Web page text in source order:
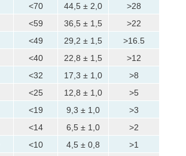
<70 44,5 ± 2,0
>28
<59 36,5 ± 1,5
>22
<49 29,2 ± 1,5
>16.5
<40 22,8 ± 1,5
>12
<32 17,3 ± 1,0
>8
<25 12,8 ± 1,0
>5
<19 9,3 ± 1,0
>3
<14 6,5 ± 1,0
>2
<10 4,5 ± 0,8 >1